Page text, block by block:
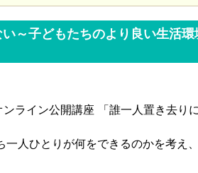
～子どもたちのより良い生活環
ライン公開講座 「誰一人置き去り
人ひとりが何をできるのかを考え